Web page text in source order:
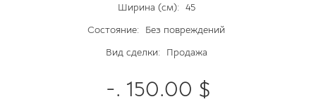
Ширина (см): 45
Состояние:
Без повреждений
Вид сделки:
Продажа
-. 150.00 $